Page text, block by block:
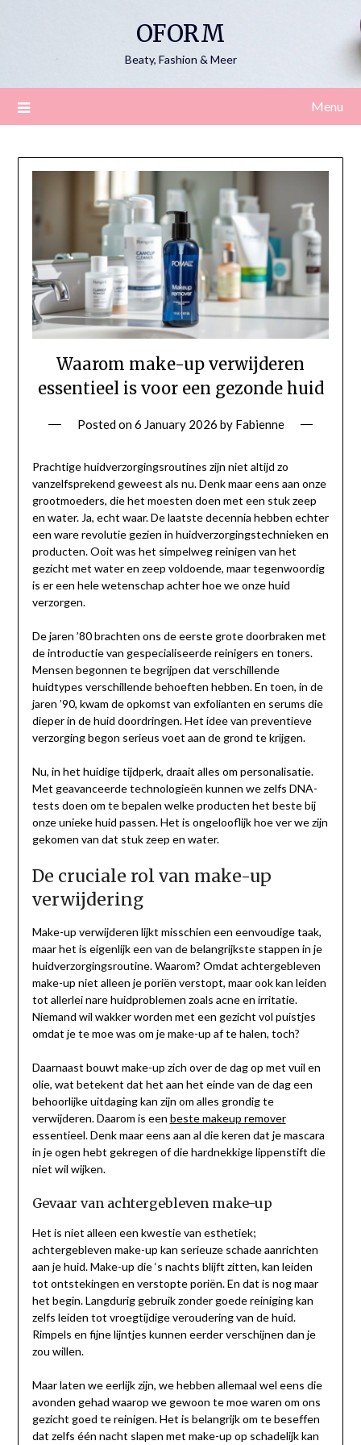
OFORM
Beaty, Fashion & Meer
Menu
Waarom make-up verwijderen
essentieel is voor een gezonde huid
Posted on6 January 2026 by Fabienne
Prachtige huidverzorgingsroutines zijn niet altijd zo
vanzelfsprekend geweest als nu. Denk maar eens aan onze
grootmoeders, die het moesten doen met een stuk zeep
en water. Ja, echt waar. De laatste decennia hebben echter
een ware revolutie gezien in huidverzorgingstechnieken en
producten. Ooit was het simpelweg reinigen van het
gezicht met water en zeep voldoende, maar tegenwoordig
is er een hele wetenschap achter hoe we onze huid
verzorgen.
De jaren ’80 brachten ons de eerste grote doorbraken met
de introductie van gespecialiseerde reinigers en toners.
Mensen begonnen te begrijpen dat verschillende
huidtypes verschillende behoeften hebben. En toen, in de
jaren ’90, kwam de opkomst van exfolianten en serums die
dieper in de huid doordringen. Het idee van preventieve
verzorging begon serieus voet aan de grond te krijgen.
Nu, in het huidige tijdperk, draait alles om personalisatie.
Met geavanceerde technologieën kunnen we zelfs DNA-
tests doen om te bepalen welke producten het beste bij
onze unieke huid passen. Het is ongelooflijk hoe ver we zijn
gekomen van dat stuk zeep en water.
De cruciale rol van make-up
verwijdering
Make-up verwijderen lijkt misschien een eenvoudige taak,
maar het is eigenlijk een van de belangrijkste stappen in je
huidverzorgingsroutine. Waarom? Omdat achtergebleven
make-up niet alleen je poriën verstopt, maar ook kan leiden
tot allerlei nare huidproblemen zoals acne en irritatie.
Niemand wil wakker worden met een gezicht vol puistjes
omdat je te moe was om je make-up af te halen, toch?
Daarnaast bouwt make-up zich over de dag op met vuil en
olie, wat betekent dat het aan het einde van de dag een
behoorlijke uitdaging kan zijn om alles grondig te
verwijderen. Daarom is een beste makeup remover
essentieel. Denk maar eens aan al die keren dat je mascara
in je ogen hebt gekregen of die hardnekkige lippenstift die
niet wil wijken.
Gevaar van achtergebleven make-up
Het is niet alleen een kwestie van esthetiek;
achtergebleven make-up kan serieuze schade aanrichten
aan je huid. Make-up die ‘s nachts blijft zitten, kan leiden
tot ontstekingen en verstopte poriën. En dat is nog maar
het begin. Langdurig gebruik zonder goede reiniging kan
zelfs leiden tot vroegtijdige veroudering van de huid.
Rimpels en fijne lijntjes kunnen eerder verschijnen dan je
zou willen.
Maar laten we eerlijk zijn, we hebben allemaal wel eens die
avonden gehad waarop we gewoon te moe waren om ons
gezicht goed te reinigen. Het is belangrijk om te beseffen
dat zelfs één nacht slapen met make-up op schadelijk kan